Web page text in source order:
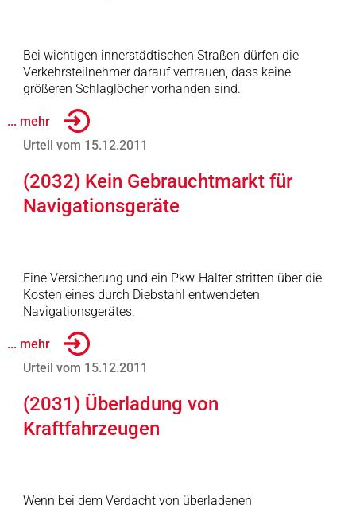
Bei wichtigen innerstädtischen Straßen dürfen die
Verkehrsteilnehmer darauf vertrauen, dass keine
größeren Schlaglöcher vorhanden sind.
... mehr
Urteil vom 15.12.2011
(2032) Kein Gebrauchtmarkt für
Navigationsgeräte
Eine Versicherung und ein Pkw-Halter stritten über die
Kosten eines durch Diebstahl entwendeten
Navigationsgerätes.
... mehr
Urteil vom 15.12.2011
(2031) Überladung von
Kraftfahrzeugen
Wenn bei dem Verdacht von überladenen